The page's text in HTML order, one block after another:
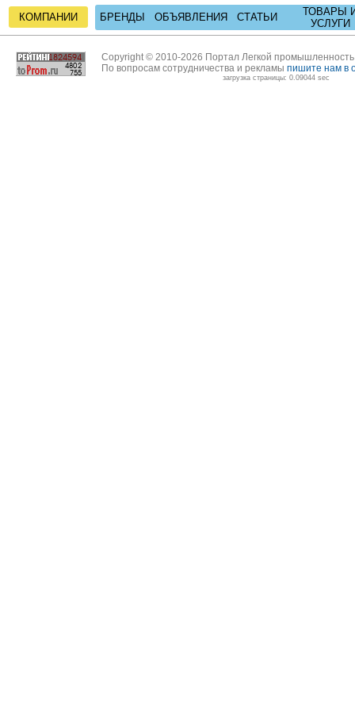
КОМПАНИИ БРЕНДЫ ОБЪЯВЛЕНИЯ СТАТЬИ
ТОВАРЫ
УСЛУГИ
Copyright © 2010-2026 Портал Легкой
По вопросам сотрудничества и рекламы пишите нам в
загрузка страницы: 0.09044 sec